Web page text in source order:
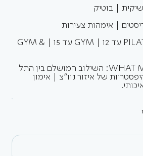
| בוטיק
מספר מתאמנים: PILATES עד 12 | GYM עד 15 | GYM &
WHAT MAKES US SPECIAL: השילוב המושלם בין התל
של איזור נוו"צ | אימון